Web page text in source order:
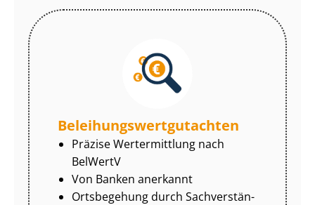
Be­lei­hungs­wert­gut­ach­ten
Präzise Wertermittlung nach
BelWertV
Von Banken anerkannt
Ortsbegehung durch Sach­ver­stän­